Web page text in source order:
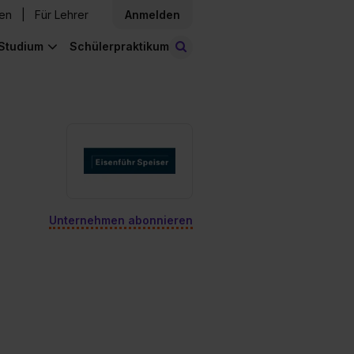
Für Lehrer Anmelden
Schülerpraktikum
Unternehmen abonnieren